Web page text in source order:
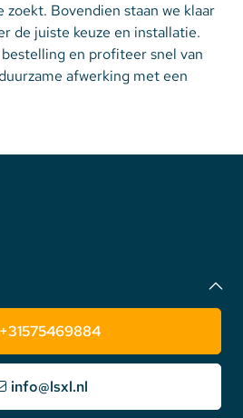
zoekt. Bovendien staan we klaar
de juiste keuze en installatie.
en profiteer snel van
afwerking met een
+31575469884
info@lsxl.nl